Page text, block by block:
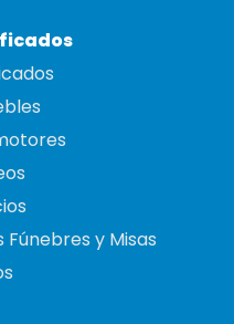
Fúnebres y Misas